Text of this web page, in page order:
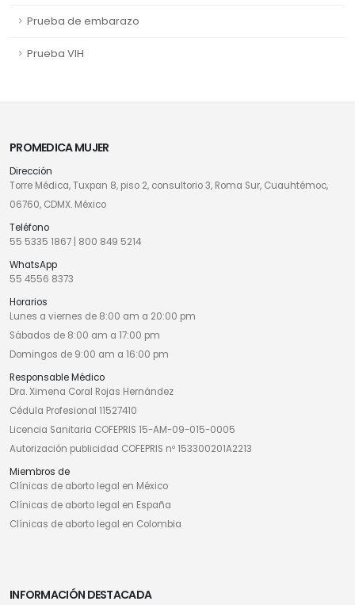
Prueba de embarazo
Prueba VIH
PROMEDICA MUJER
Dirección
Torre Médica, Tuxpan 8, piso 2, consultorio 3, Roma Sur, Cuauhtémoc,
06760, CDMX. México
Teléfono
55 5335 1867
800 849 5214
WhatsApp
55 4556 8373
Horarios
Lunes a viernes de 8:00 am a 20:00 pm
Sábados de 8:00 am a 17:00 pm
Domingos de 9:00 am a 16:00 pm
Responsable Médico
Dra. Ximena Coral Rojas Hernández
Cédula Profesional 11527410
Licencia Sanitaria COFEPRIS 15-AM-09-015-0005
Autorización publicidad COFEPRIS nº 153300201A2213
Miembros de
Clínicas de aborto legal en México
Clínicas de aborto legal en España
Clínicas de aborto legal en Colombia
INFORMACIÓN DESTACADA